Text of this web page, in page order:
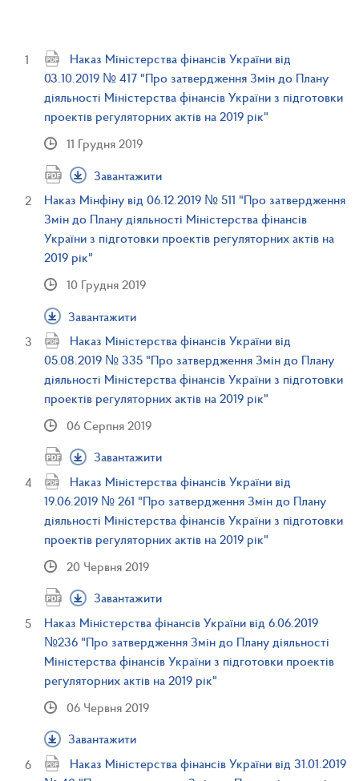
Наказ Міністерства фінансів України від
03.10.2019 № 417 "Про затвердження Змін до Плану
діяльності Міністерства фінансів України з підготовки
проектів регуляторних актів на 2019 рік"
11 Грудня 2019
Завантажити
Наказ Мінфіну від 06.12.2019 № 511 "Про затвердження
Змін до Плану діяльності Міністерства фінансів
України з підготовки проектів регуляторних актів на
2019 рік"
10 Грудня 2019
Завантажити
Наказ Міністерства фінансів України від
05.08.2019 № 335 "Про затвердження Змін до Плану
діяльності Міністерства фінансів України з підготовки
проектів регуляторних актів на 2019 рік"
06 Серпня 2019
Завантажити
Наказ Міністерства фінансів України від
19.06.2019 № 261 "Про затвердження Змін до Плану
діяльності Міністерства фінансів України з підготовки
проектів регуляторних актів на 2019 рік"
20 Червня 2019
Завантажити
Наказ Міністерства фінансів України від 6.06.2019
№236 "Про затвердження Змін до Плану діяльності
Міністерства фінансів України з підготовки проектів
регуляторних актів на 2019 рік"
06 Червня 2019
Завантажити
Наказ Міністерства фінансів України від 31.01.2019